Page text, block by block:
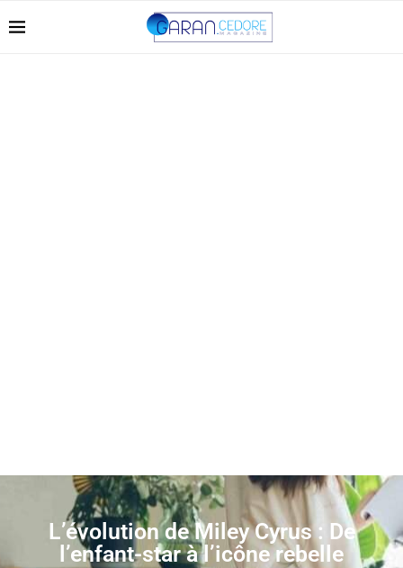
L’évolution de Miley Cyrus : De
l’enfant-star à l’icône rebelle